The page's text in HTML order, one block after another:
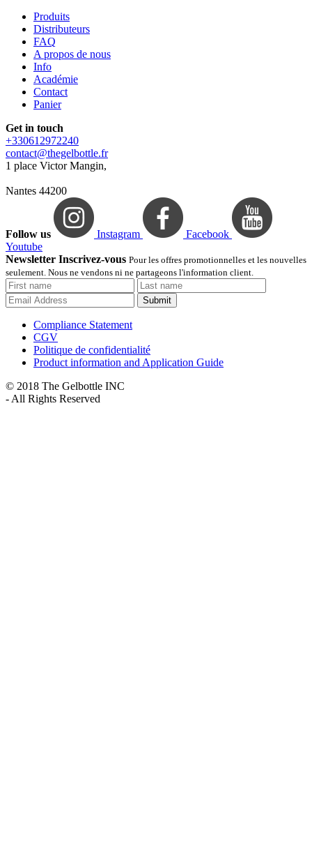
Produits
Distributeurs
FAQ
A propos de nous
Info
Académie
Contact
Panier
Get in touch
+330612972240
contact@thegelbottle.fr
1 place Victor Mangin,
Nantes 44200
Follow us Instagram
Facebook
Youtube
Newsletter Inscrivez-vous Pour les offres promotionnelles et les nouvelles
seulement. Nous ne vendons ni ne partageons l'information client.
Submit
Compliance Statement
CGV
Politique de confidentialité
Product information and Application Guide
© 2018 The Gelbottle INC
- All Rights Reserved